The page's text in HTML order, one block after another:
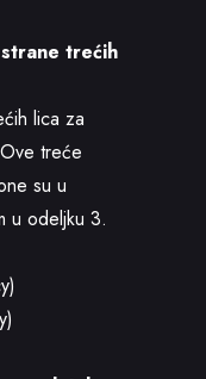
trećih
lica za
treće
su u
u odeljku 3.